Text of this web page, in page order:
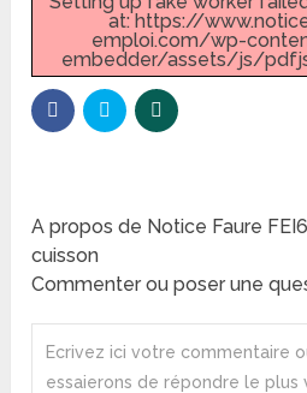
at: https://
emploi.com/wp-
embedder/assets/js/
A propos de Notice Faure
cuisson
Commenter ou poser une